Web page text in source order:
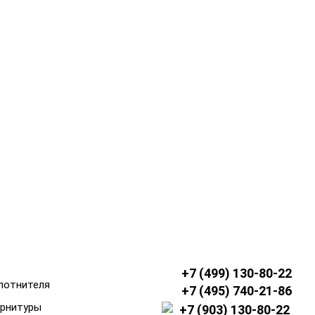
+7 (499) 130-80-22
+7 (495) 740-21-86
+7 (903) 130-80-22